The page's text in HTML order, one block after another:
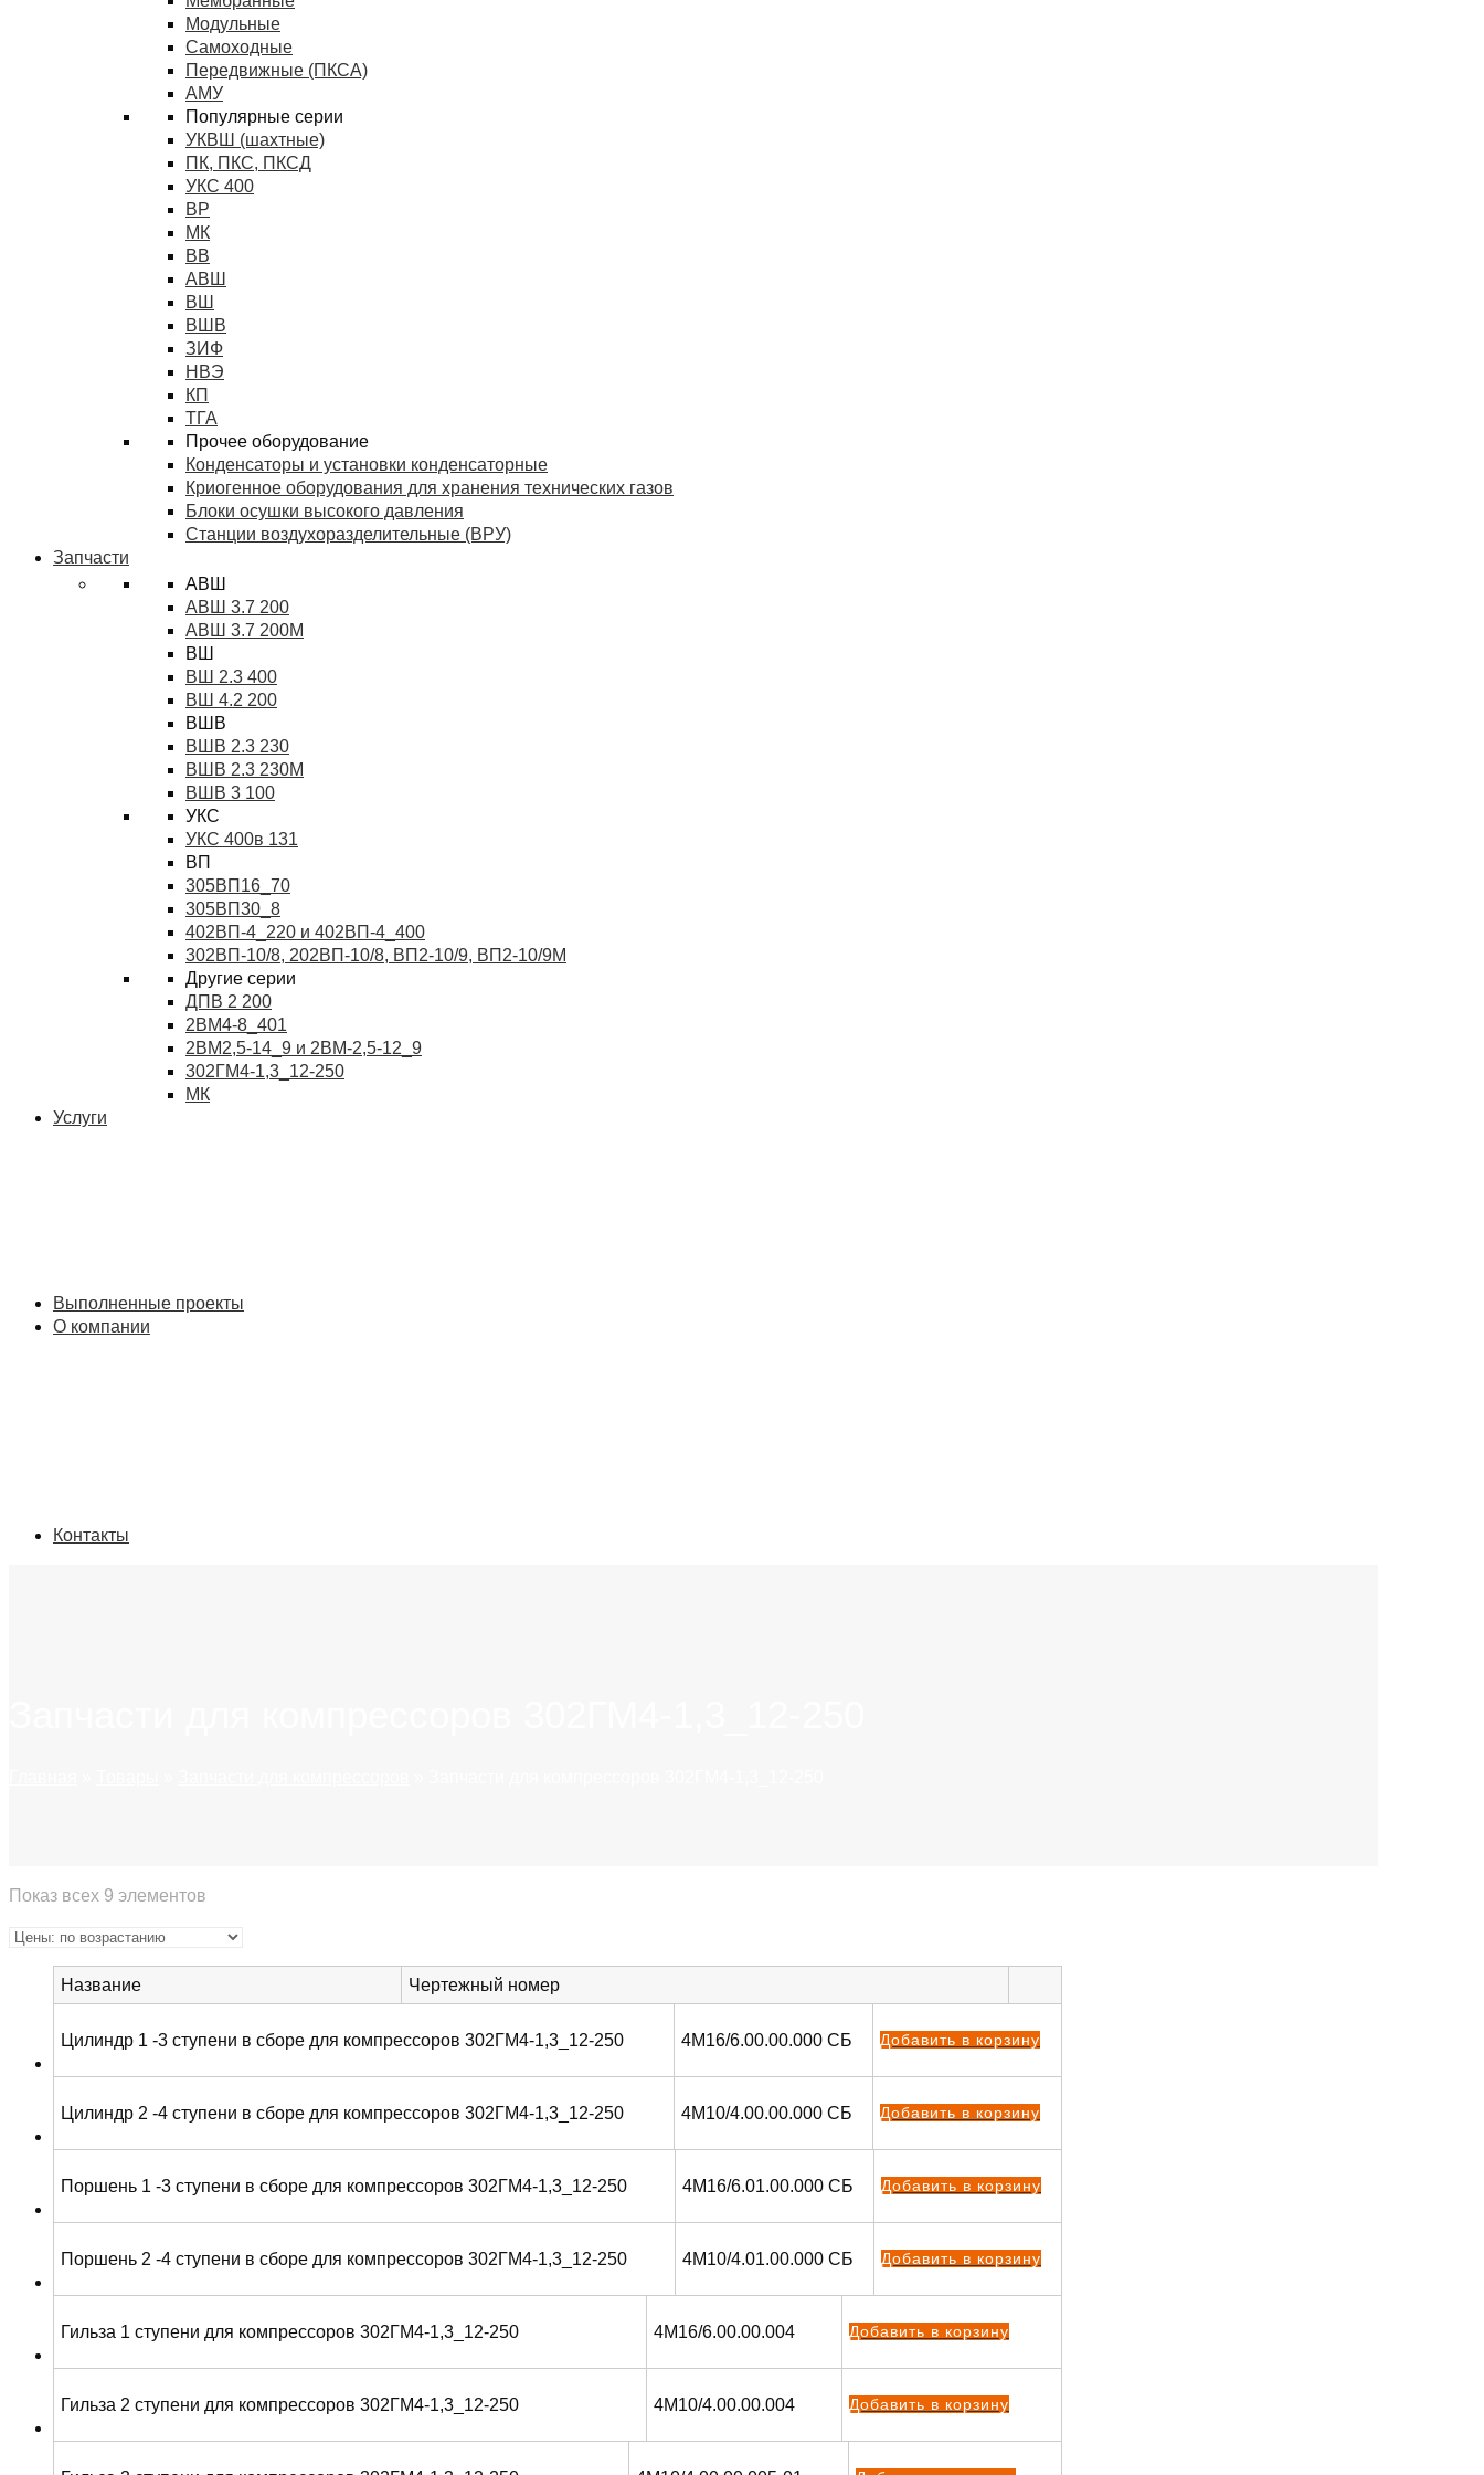
Модульные
Самоходные
Передвижные (ПКСА)
АМУ
Популярные серии
УКВШ (шахтные)
ПК, ПКС, ПКСД
УКС 400
ВР
МК
ВВ
АВШ
ВШ
ВШВ
ЗИФ
НВЭ
КП
ТГА
Прочее оборудование
Конденсаторы и установки конденсаторные
Криогенное оборудования для хранения технических газов
Блоки осушки высокого давления
Станции воздухоразделительные (ВРУ)
Запчасти
АВШ
АВШ 3.7 200
АВШ 3.7 200М
ВШ
ВШ 2.3 400
ВШ 4.2 200
ВШВ
ВШВ 2.3 230
ВШВ 2.3 230М
ВШВ 3 100
УКС
УКС 400в 131
ВП
305ВП16_70
305ВП30_8
402ВП-4_220 и 402ВП-4_400
302ВП-10/8, 202ВП-10/8, ВП2-10/9, ВП2-10/9М
Другие серии
ДПВ 2 200
2ВМ4-8_401
2ВМ2,5-14_9 и 2ВМ-2,5-12_9
302ГМ4-1,3_12-250
МК
Услуги
Выполненные проекты
О компании
Контакты
Показ всех 9 элементов
Название Чертежный номер
Цилиндр 1 -3 ступени в сборе для компрессоров 302ГМ4-1,3_12-250 4М16/6.00.00.000 СБ Добавить в корзину
Цилиндр 2 -4 ступени в сборе для компрессоров 302ГМ4-1,3_12-250 4М10/4.00.00.000 СБ Добавить в корзину
Поршень 1 -3 ступени в сборе для компрессоров 302ГМ4-1,3_12-250 4М16/6.01.00.000 СБ Добавить в корзину
Поршень 2 -4 ступени в сборе для компрессоров 302ГМ4-1,3_12-250 4М10/4.01.00.000 СБ Добавить в корзину
Гильза 1 ступени для компрессоров 302ГМ4-1,3_12-250 4М16/6.00.00.004 Добавить в корзину
Гильза 2 ступени для компрессоров 302ГМ4-1,3_12-250 4М10/4.00.00.004 Добавить в корзину